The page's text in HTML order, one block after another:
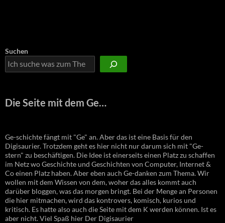
Suchen
Die Seite mit dem Ge…
Ge-schichte fängt mit "Ge" an. Aber das ist eine Basis für den
Digisaurier. Trotzdem geht es hier nicht nur darum sich mit "Ge-
stern" zu beschäftigen. Die Idee ist einerseits einen Platz zu schaffen
im Netz wo Geschichte und Geschichten von Computer, Internet &
Co einen Platz haben. Aber eben auch Ge-danken zum Thema. Wir
wollen mit dem Wissen von dem, woher das alles kommt auch
darüber bloggen, was das morgen bringt. Bei der Menge an Personen
die hier mitmachen, wird das kontrovers, komisch, kurios und
kritisch. Es hatte also auch die Seite mit dem K werden können. Ist es
aber nicht. Viel Spaß hier Der Digisaurier